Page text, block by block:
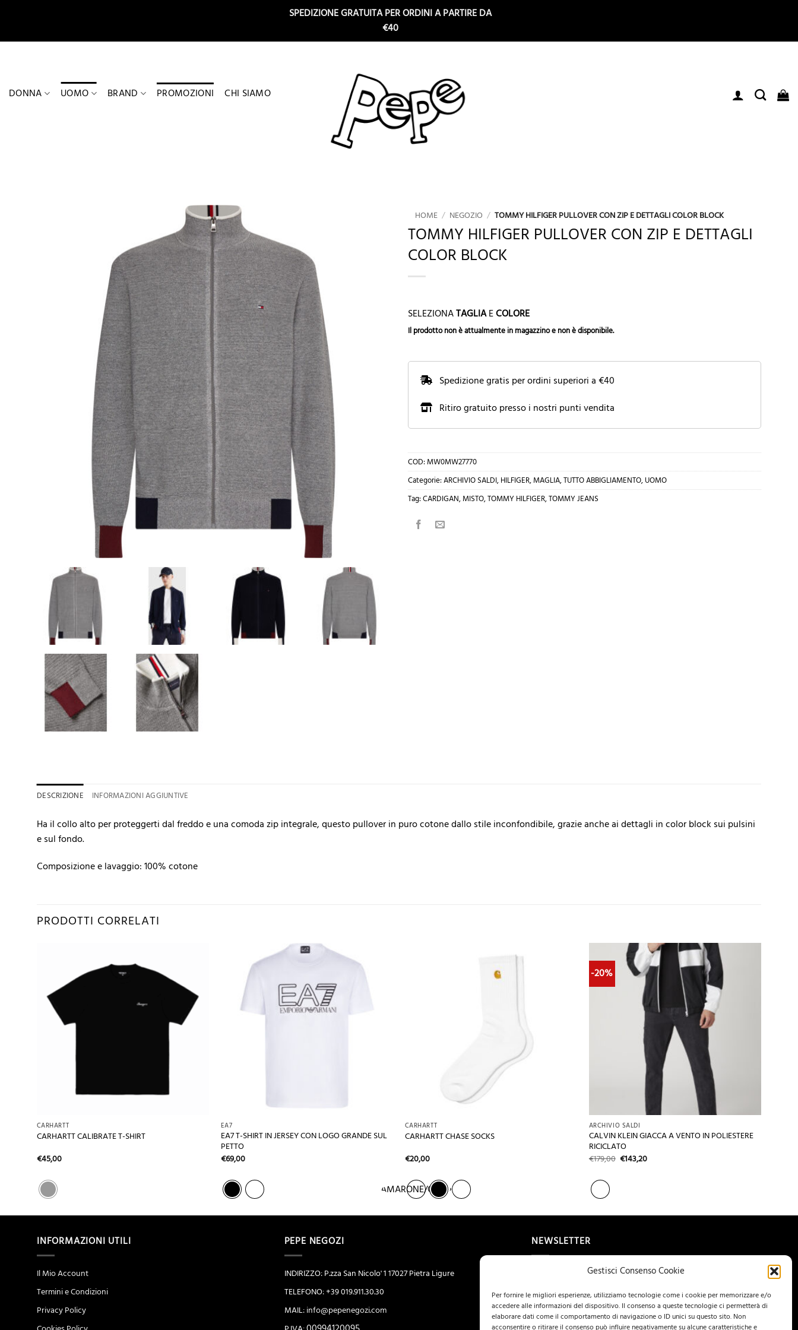
Gestisci Consenso Cookie
Per fornire le migliori esperienze, utilizziamo tecnologie come i cookie per memorizzare e/o
accedere alle informazioni del dispositivo. Il consenso a queste tecnologie ci permetterà di
elaborare dati come il comportamento di navigazione o ID unici su questo sito. Non
acconsentire o ritirare il consenso può influire negativamente su alcune caratteristiche e
SPEDIZIONE GRATUITA PER ORDINI A PARTIRE DA
€40
DONNA UOMO BRAND PROMOZIONI CHI SIAMO
HOME / NEGOZIO / TOMMY HILFIGER PULLOVER CON ZIP E DETTAGLI COLOR BLOCK
TOMMY HILFIGER PULLOVER CON ZIP E DETTAGLI
COLOR BLOCK
SELEZIONATAGLIAECOLORE
Il prodotto non è attualmente in magazzino e non è disponibile.
Spedizione gratis per ordini superiori a €40
Ritiro gratuito presso i nostri punti vendita
COD: MW0MW27770
Categorie:ARCHIVIO SALDI, HILFIGER, MAGLIA,TUTTO ABBIGLIAMENTO, UOMO
Tag:CARDIGAN, MISTO,TOMMY HILFIGER,TOMMY JEANS
DESCRIZIONE INFORMAZIONI AGGIUNTIVE
Ha il collo alto per proteggerti dal freddo e una comoda zip integrale, questo pullover in puro cotone dallo stile inconfondibile, grazie anche ai dettagli in color block sui pulsini
e sul fondo.
Composizione e lavaggio: 100% cotone
PRODOTTI CORRELATI
CARHARTT
CARHARTT CALIBRATE T-SHIRT
€45,00
EA7
EA7 T-SHIRT IN JERSEY CON LOGO GRANDE SUL
PETTO
€69,00
CARHARTT
CARHARTT CHASE SOCKS
€20,00
AMARONE/GOLD
-20%
ARCHIVIO SALDI
CALVIN KLEIN GIACCA A VENTO IN POLIESTERE
RICICLATO
€179,00 Il
prezzo
€143,20Il
INFORMAZIONI UTILI
Il Mio Account
Termini e Condizioni
Privacy Policy
PEPE NEGOZI
INDIRIZZO: P.zza San Nicolo' 1 17027 Pietra Ligure
TELEFONO: +39 019.911.30.30
MAIL: info@pepenegozi.com
NEWSLETTER